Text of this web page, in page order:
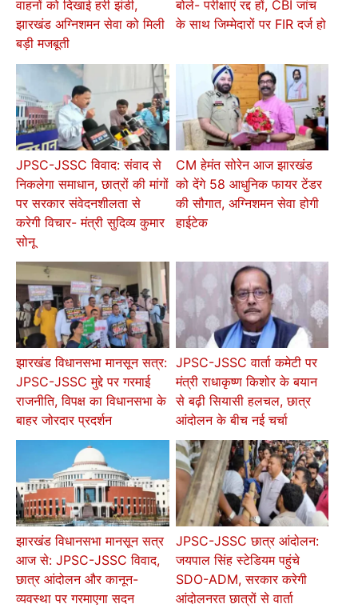
वाहनों को दिखाई हरी झंडी,
झारखंड अग्निशमन सेवा को मिली
बड़ी मजबूती
बोले- परीक्षाएं रद्द हों, CBI जांच
के साथ जिम्मेदारों पर FIR दर्ज हो
JPSC-JSSC विवाद: संवाद से
निकलेगा समाधान, छात्रों की मांगों
पर सरकार संवेदनशीलता से
करेगी विचार- मंत्री सुदिव्य कुमार
सोनू
CM हेमंत सोरेन आज झारखंड
को देंगे 58 आधुनिक फायर टेंडर
की सौगात, अग्निशमन सेवा होगी
हाईटेक
झारखंड विधानसभा मानसून सत्र:
JPSC-JSSC मुद्दे पर गरमाई
राजनीति, विपक्ष का विधानसभा के
बाहर जोरदार प्रदर्शन
JPSC-JSSC वार्ता कमेटी पर
मंत्री राधाकृष्ण किशोर के बयान
से बढ़ी सियासी हलचल, छात्र
आंदोलन के बीच नई चर्चा
झारखंड विधानसभा मानसून सत्र
आज से: JPSC-JSSC विवाद,
छात्र आंदोलन और कानून-
व्यवस्था पर गरमाएगा सदन
JPSC-JSSC छात्र आंदोलन:
जयपाल सिंह स्टेडियम पहुंचे
SDO-ADM, सरकार करेगी
आंदोलनरत छात्रों से वार्ता